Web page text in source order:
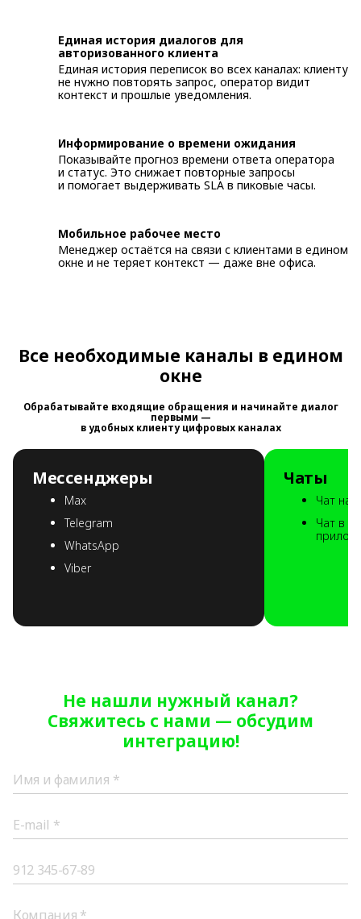
Единая история диалогов для
авторизованного клиента
Единая история переписок во всех каналах: клиенту
не нужно повторять запрос, оператор видит
контекст и прошлые уведомления.
Информирование о времени ожидания
Показывайте прогноз времени ответа оператора
и статус. Это снижает повторные запросы
и помогает выдерживать SLA в пиковые часы.
Мобильное рабочее место
Менеджер остаётся на связи с клиентами в едином
окне и не теряет контекст — даже вне офиса.
Все необходимые каналы в едином
окне
Обрабатывайте входящие обращения и начинайте диалог
первыми —
в удобных клиенту цифровых каналах
Мессенджеры
Max
Telegram
WhatsApp
Viber
Чаты
Чат на
Чат в
Не нашли нужный канал?
Свяжитесь с нами — обсудим
интеграцию!